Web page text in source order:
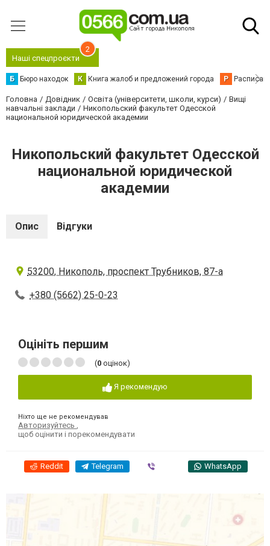
Наші спецпроєкти
2
Б Бюро находок К Книга жалоб и предложений города Р
Головна Довідник Освіта (університети, школи, курси)
Вищі
навчальні заклади
Никопольский факультет Одесской
национальной юридической академии
Никопольский факультет Одесской
национальной юридической
академии
Опис Відгуки
53200, Никополь, проспект Трубников, 87-а
+380 (5662) 25-0-23
Оцініть першим
(0 оцінок)
Я рекомендую
Ніхто ще не рекомендував
Авторизуйтесь
щоб оцінити і порекомендувати
Reddit Telegram WhatsApp